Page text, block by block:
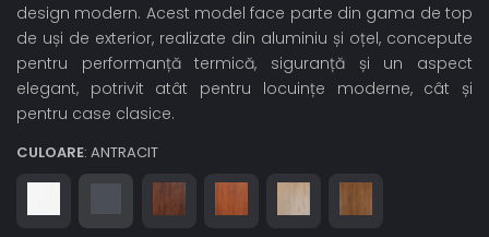
design modern. Acest model face parte din gama de top
de uși de exterior, realizate din aluminiu și oțel, concepute
pentru performanță termică, siguranță și un aspect
elegant, potrivit atât pentru locuințe moderne, cât și
pentru case clasice.
CULOARE: ANTRACIT